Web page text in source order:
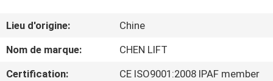
À
PROPOS
Lieu d'origine:
Chine
Nom de marque:
CHEN LIFT
Certification:
CE ISO9001:2008 IPAF member